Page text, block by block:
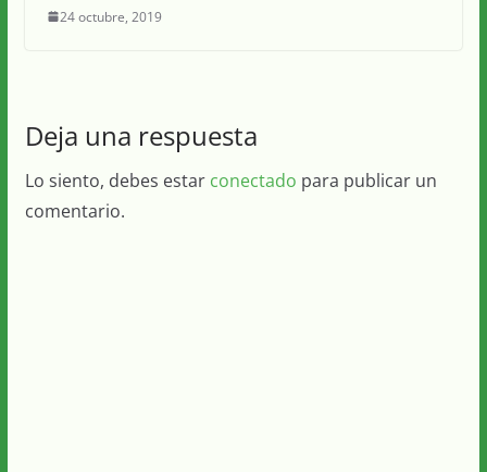
24 octubre, 2019
Deja una respuesta
Lo siento, debes estar conectado para publicar un
comentario.